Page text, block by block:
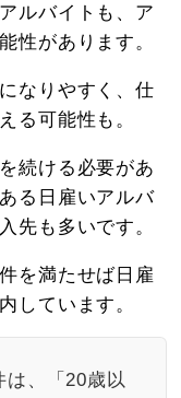
ルバイトも、ア
性があります。
なりやすく、仕
る可能性も。
続ける必要があ
る日雇いアルバ
先も多いです。
を満たせば日雇
しています。
は、「20歳以